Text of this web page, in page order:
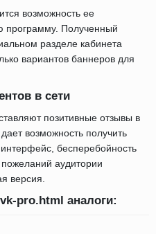
возможность ее
программу. Полученный
разделе кабинета
вариантов баннеров для
в сети
позитивные отзывы в
возможность получить
бесперебойность
аудитории
версия.
pro.html аналоги: